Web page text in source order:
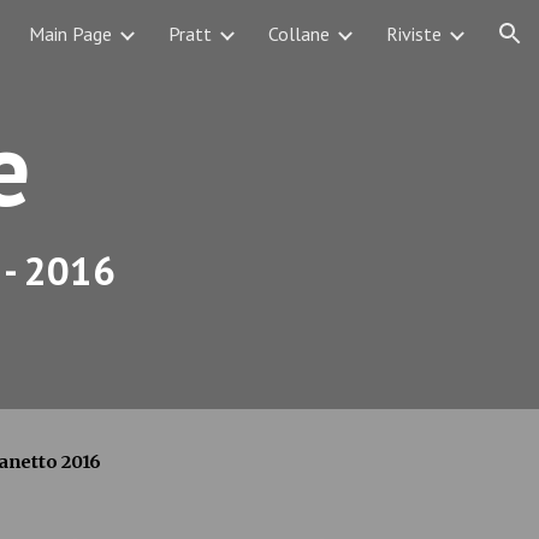
Main Page Pratt Collane Riviste
2016
2016